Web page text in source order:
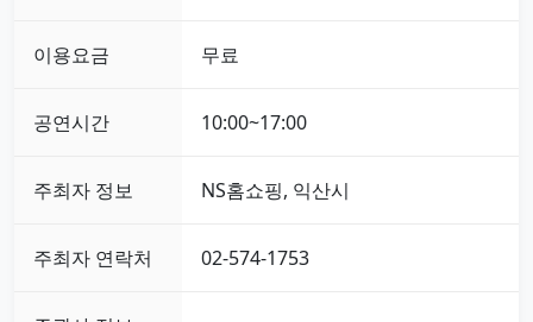
이용요금 무료
공연시간 10:00~17:00
주최자 정보 NS홈쇼핑, 익산시
주최자 연락처 02-574-1753